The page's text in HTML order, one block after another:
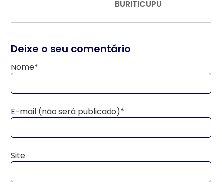
BURITICUPU
Deixe o seu comentário
Nome*
E-mail (não será publicado)*
Site